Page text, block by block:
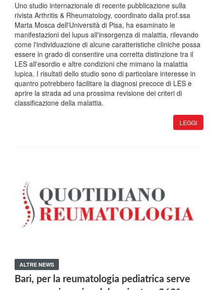
Uno studio internazionale di recente pubblicazione sulla
rivista Arthritis & Rheumatology, coordinato dalla prof.ssa
Marta Mosca dell'Università di Pisa, ha esaminato le
manifestazioni del lupus all'insorgenza di malattia, rilevando
come l'individuazione di alcune caratteristiche cliniche possa
essere in grado di consentire una corretta distinzione tra il
LES all'esordio e altre condizioni che mimano la malattia
lupica. I risultati dello studio sono di particolare interesse in
quantro potrebbero facilitare la diagnosi precoce di LES e
aprire la strada ad una prossima revisione dei criteri di
classificazione della malattia.
LEGGI
ALTRE NEWS
Bari, per la reumatologia pediatrica serve